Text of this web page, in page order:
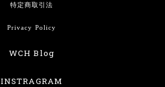
特定商取引法
Privacy Policy
WCH Blog
INSTRAGRAM